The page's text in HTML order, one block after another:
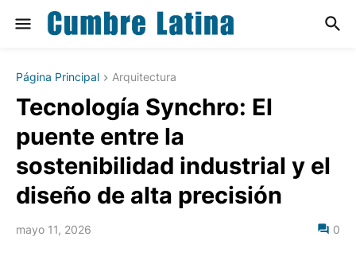
Página Principal Arquitectura
Tecnología Synchro: El
puente entre la
sostenibilidad industrial y el
diseño de alta precisión
mayo 11, 2026 0